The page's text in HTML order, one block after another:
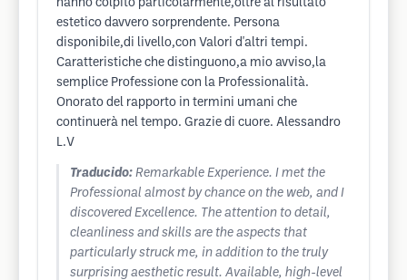
hanno colpito particolarmente,oltre al risultato
estetico davvero sorprendente. Persona
disponibile,di livello,con Valori d'altri tempi.
Caratteristiche che distinguono,a mio avviso,la
semplice Professione con la Professionalità.
Onorato del rapporto in termini umani che
continuerà nel tempo. Grazie di cuore. Alessandro
L.V
Traducido: Remarkable Experience. I met the
Professional almost by chance on the web, and I
discovered Excellence. The attention to detail,
cleanliness and skills are the aspects that
particularly struck me, in addition to the truly
surprising aesthetic result. Available, high-level